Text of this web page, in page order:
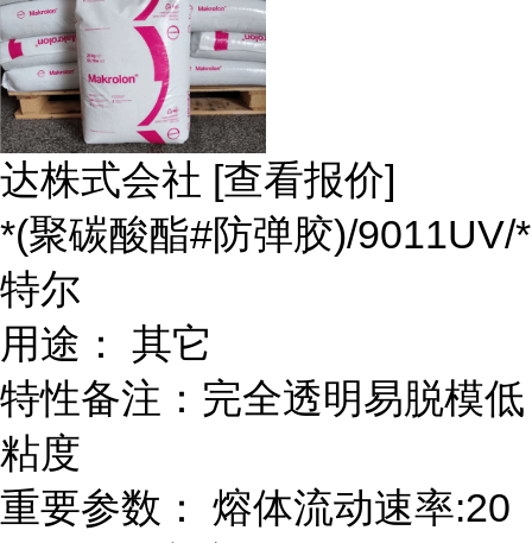
达株式会社 [查看报价]
*(聚碳酸酯#防弹胶)/9011UV/*
特尔
用途： 其它
特性备注：完全透明易脱模低
粘度
重要参数： 熔体流动速率:20